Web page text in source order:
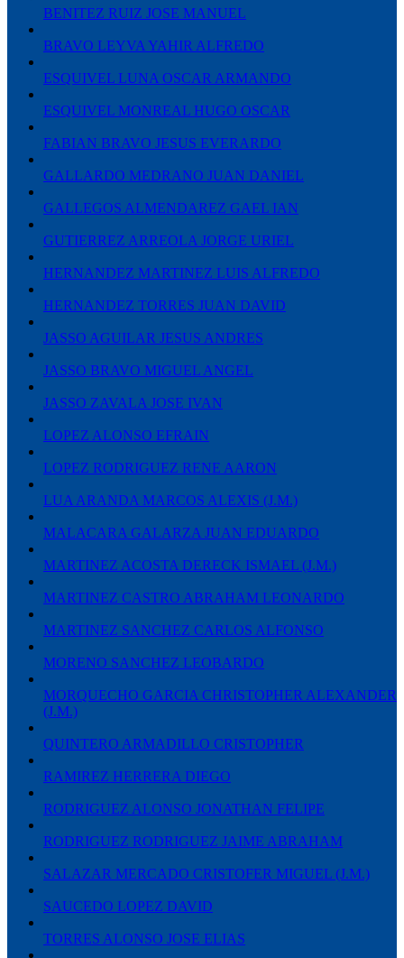
BENITEZ RUIZ JOSE MANUEL
BRAVO LEYVA YAHIR ALFREDO
ESQUIVEL LUNA OSCAR ARMANDO
ESQUIVEL MONREAL HUGO OSCAR
FABIAN BRAVO JESUS EVERARDO
GALLARDO MEDRANO JUAN DANIEL
GALLEGOS ALMENDAREZ GAEL IAN
GUTIERREZ ARREOLA JORGE URIEL
HERNANDEZ MARTINEZ LUIS ALFREDO
HERNANDEZ TORRES JUAN DAVID
JASSO AGUILAR JESUS ANDRES
JASSO BRAVO MIGUEL ANGEL
JASSO ZAVALA JOSE IVAN
LOPEZ ALONSO EFRAIN
LOPEZ RODRIGUEZ RENE AARON
LUA ARANDA MARCOS ALEXIS (J.M.)
MALACARA GALARZA JUAN EDUARDO
MARTINEZ ACOSTA DERECK ISMAEL (J.M.)
MARTINEZ CASTRO ABRAHAM LEONARDO
MARTINEZ SANCHEZ CARLOS ALFONSO
MORENO SANCHEZ LEOBARDO
MORQUECHO GARCIA CHRISTOPHER ALEXANDER
(J.M.)
QUINTERO ARMADILLO CRISTOPHER
RAMIREZ HERRERA DIEGO
RODRIGUEZ ALONSO JONATHAN FELIPE
RODRIGUEZ RODRIGUEZ JAIME ABRAHAM
SALAZAR MERCADO CRISTOFER MIGUEL (J.M.)
SAUCEDO LOPEZ DAVID
TORRES ALONSO JOSE ELIAS